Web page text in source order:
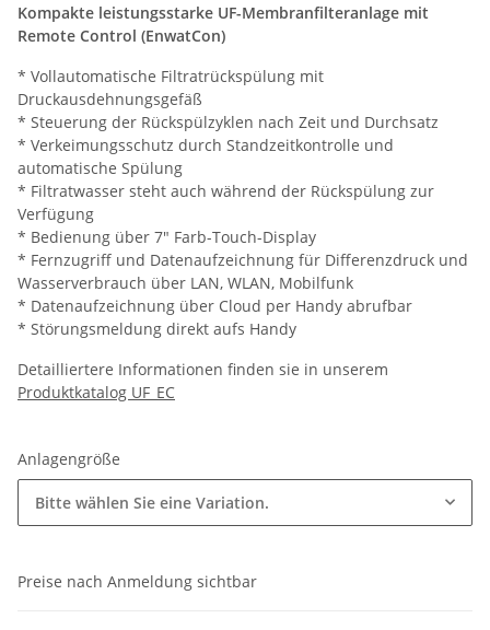
Kompakte leistungsstarke UF-Membranfilteranlage mit
Remote Control (EnwatCon)
* Vollautomatische Filtratrückspülung mit
Druckausdehnungsgefäß
* Steuerung der Rückspülzyklen nach Zeit und Durchsatz
* Verkeimungsschutz durch Standzeitkontrolle und
automatische Spülung
* Filtratwasser steht auch während der Rückspülung zur
Verfügung
* Bedienung über 7" Farb-Touch-Display
* Fernzugriff und Datenaufzeichnung für Differenzdruck und
Wasserverbrauch über LAN, WLAN, Mobilfunk
* Datenaufzeichnung über Cloud per Handy abrufbar
* Störungsmeldung direkt aufs Handy
Detailliertere Informationen finden sie in unserem
Produktkatalog UF_EC
Anlagengröße
Bitte wählen Sie eine Variation.
Preise nach Anmeldung sichtbar